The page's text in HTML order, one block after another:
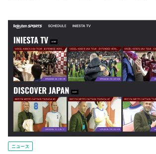
ニュース